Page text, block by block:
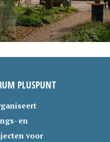
PLUSPUNT
en
voor